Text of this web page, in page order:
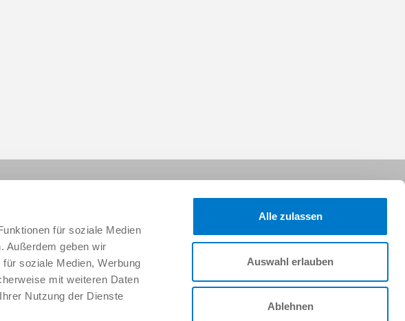
für soziale Medien
Außerdem geben wir
soziale Medien, Werbung
mit weiteren Daten
Nutzung der Dienste
Alle zulassen
Auswahl erlauben
Ablehnen
Síganos: